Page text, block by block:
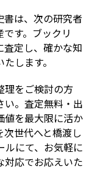
書は、次の研究者
す。ブックリ
定し、確かな知
します。
理をご検討の方
い。査定無料・出
値を最大限に活か
世代へと橋渡し
ルにて、お気軽に
対応でお応えいた